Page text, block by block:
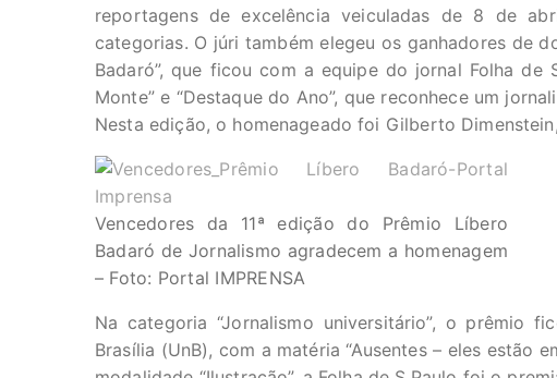
reportagens de excelência veiculadas de 8 de
categorias. O júri também elegeu os ganhadores de
Badaró”, que ficou com a equipe do jornal Folha de
Monte” e “Destaque do Ano”, que reconhece um
Nesta edição, o homenageado foi Gilberto
Vencedores da 11ª edição do Prêmio Líbero
Badaró de Jornalismo agradecem a homenagem
– Foto: Portal IMPRENSA
Na categoria “Jornalismo universitário”, o prêmio
Brasília (UnB), com a matéria “Ausentes – eles estão